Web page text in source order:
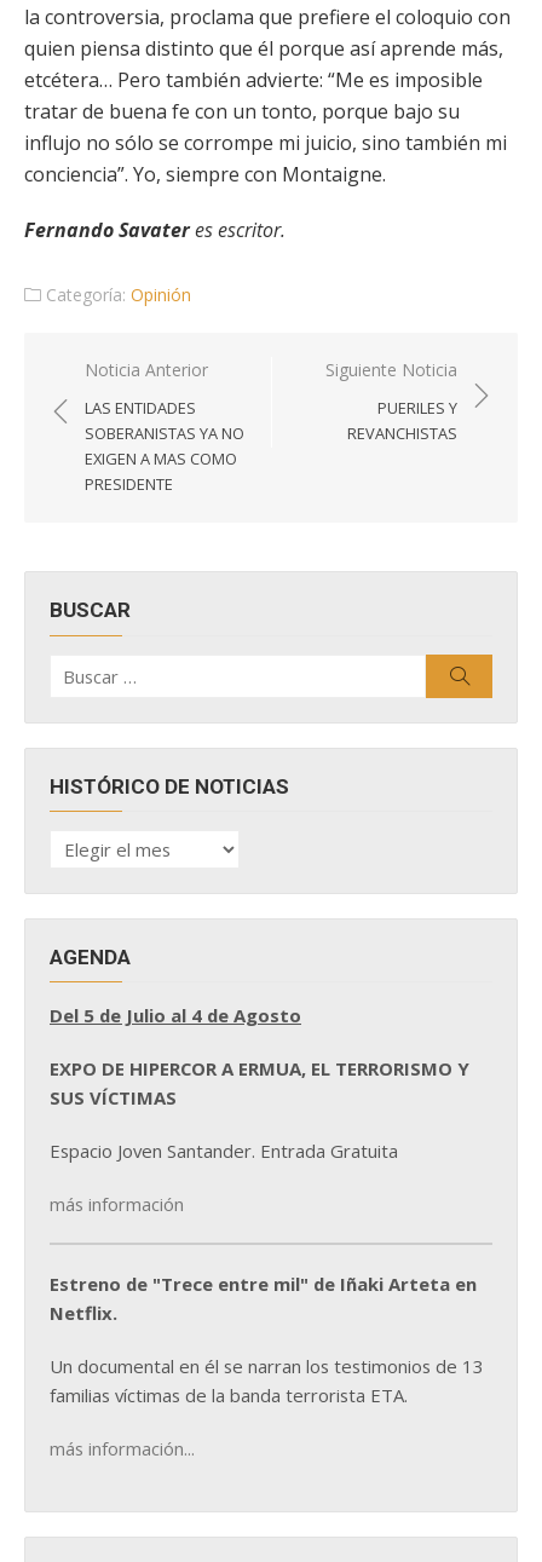
la controversia, proclama que prefiere el coloquio con
quien piensa distinto que él porque así aprende más,
etcétera… Pero también advierte: “Me es imposible
tratar de buena fe con un tonto, porque bajo su
influjo no sólo se corrompe mi juicio, sino también mi
conciencia”. Yo, siempre con Montaigne.
Fernando Savateres escritor.
Categoría: Opinión
Navegación
de
entradas
Noticia Anterior
LAS ENTIDADES
SOBERANISTAS YA NO
EXIGEN A MAS COMO
PRESIDENTE
Siguiente Noticia
PUERILES Y
REVANCHISTAS
BUSCAR
por:
HISTÓRICO DE NOTICIAS
HISTÓRICO
DE
AGENDA
Del 5 de Julio al 4 de Agosto
EXPO DE HIPERCOR A ERMUA, EL TERRORISMO Y
SUS VÍCTIMAS
Espacio Joven Santander. Entrada Gratuita
más información
Estreno de "Trece entre mil" de Iñaki Arteta en
Netflix.
Un documental en él se narran los testimonios de 13
familias víctimas de la banda terrorista ETA.
más información...